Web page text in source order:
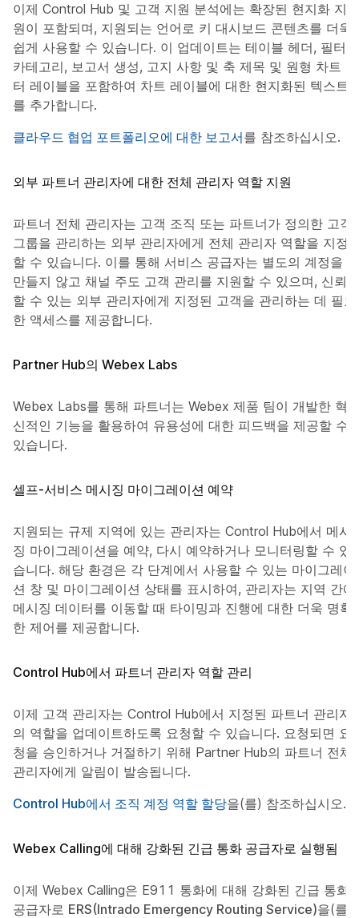
이제 Control Hub 및 고객 지원 분석에는 확장된 현지화 지
원이 포함되며, 지원되는 언어로 키 대시보드 콘텐츠를 더욱
쉽게 사용할 수 있습니다. 이 업데이트는 테이블 헤더, 필터
카테고리, 보고서 생성, 고지 사항 및 축 제목 및 원형 차트 센
터 레이블을 포함하여 차트 레이블에 대한 현지화된 텍스트
를 추가합니다.
클라우드 협업 포트폴리오에 대한 보고서를 참조하십시오.
외부 파트너 관리자에 대한 전체 관리자 역할 지원
파트너 전체 관리자는 고객 조직 또는 파트너가 정의한 고객
그룹을 관리하는 외부 관리자에게 전체 관리자 역할을 지정
할 수 있습니다. 이를 통해 서비스 공급자는 별도의 계정을
만들지 않고 채널 주도 고객 관리를 지원할 수 있으며, 신뢰
할 수 있는 외부 관리자에게 지정된 고객을 관리하는 데 필요
한 액세스를 제공합니다.
Partner Hub의 Webex Labs
Webex Labs를 통해 파트너는 Webex 제품 팀이 개발한 혁
신적인 기능을 활용하여 유용성에 대한 피드백을 제공할 수
있습니다.
셀프-서비스 메시징 마이그레이션 예약
지원되는 규제 지역에 있는 관리자는 Control Hub에서 메시
징 마이그레이션을 예약, 다시 예약하거나 모니터링할 수 있
습니다. 해당 환경은 각 단계에서 사용할 수 있는 마이그레이
션 창 및 마이그레이션 상태를 표시하여, 관리자는 지역 간에
메시징 데이터를 이동할 때 타이밍과 진행에 대한 더욱 명확
한 제어를 제공합니다.
Control Hub에서 파트너 관리자 역할 관리
이제 고객 관리자는 Control Hub에서 지정된 파트너 관리자
의 역할을 업데이트하도록 요청할 수 있습니다. 요청되면 요
청을 승인하거나 거절하기 위해 Partner Hub의 파트너 전체
관리자에게 알림이 발송됩니다.
Control Hub에서 조직 계정 역할 할당을(를) 참조하십시오.
Webex Calling에 대해 강화된 긴급 통화 공급자로 실행됨
이제 Webex Calling은 E911 통화에 대해 강화된 긴급 통화
공급자로 ERS(Intrado Emergency Routing Service)을(를)